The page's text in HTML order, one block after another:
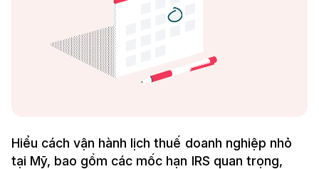
Hiểu cách vận hành lịch thuế doanh nghiệp nhỏ
tại Mỹ, bao gồm các mốc hạn IRS quan trọng,